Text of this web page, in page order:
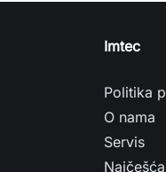
Imtec
Politika
O nama
Servis